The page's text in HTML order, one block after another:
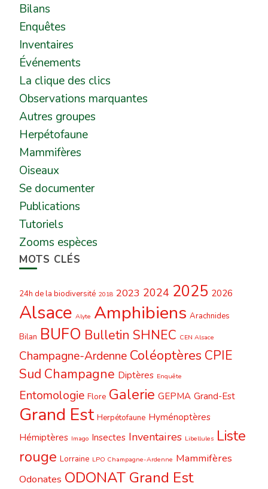
Bilans
Enquêtes
Inventaires
Événements
La clique des clics
Observations marquantes
Autres groupes
Herpétofaune
Mammifères
Oiseaux
Se documenter
Publications
Tutoriels
Zooms espèces
MOTS CLÉS
24h de la biodiversité 2018 2023 2024 2025 2026
Alsace Alyte Amphibiens Arachnides
Bilan BUFO Bulletin SHNEC CEN Alsace
Champagne-Ardenne Coléoptères CPIE
Sud Champagne Diptères Enquête
Entomologie Flore Galerie GEPMA Grand-Est
Grand Est Herpétofaune Hyménoptères
Hémiptères Imago Insectes Inventaires Libellules Liste
rouge Lorraine LPO Champagne-Ardenne Mammifères
Odonates ODONAT Grand Est